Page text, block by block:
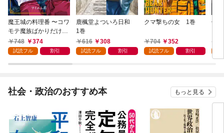
魔王城の料理番 〜コワ
モテ魔族ばかりだけ
ど、ホワイトな職場で
す〜 1巻
748 374
試読フル 割引
鹿楓堂よついろ日和
1巻
616
308
試読フル 割引
クマ撃ちの女 1巻
704 352
試読フル 割引
俺
る
社会・政治のおすすめ本 もっと見る